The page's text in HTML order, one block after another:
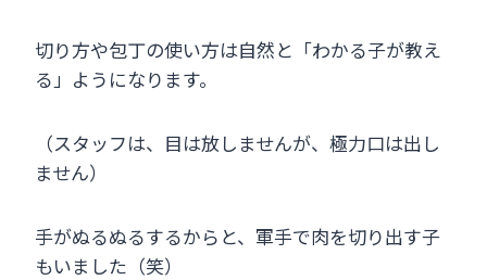
切り方や包丁の使い方は自然と「わかる子が教え
る」ようになります。
（スタッフは、目は放しませんが、極力口は出し
ません）
手がぬるぬるするからと、軍手で肉を切り出す子
もいました（笑）